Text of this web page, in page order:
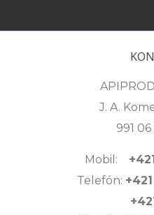
J. A.
991
Mobil:
Telefón:
+421 47